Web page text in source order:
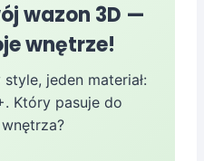
wazon 3D —
wnętrze!
jeden materiał:
Który pasuje do